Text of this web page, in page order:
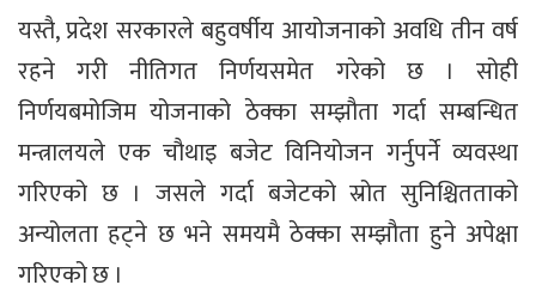
यस्तै, प्रदेश सरकारले बहुवर्षीय आयोजनाको अवधि तीन वर्ष
रहने गरी नीतिगत निर्णयसमेत गरेको छ । सोही
निर्णयबमोजिम योजनाको ठेक्का सम्झौता गर्दा सम्बन्धित
मन्त्रालयले एक चौथाइ बजेट विनियोजन गर्नुपर्ने व्यवस्था
गरिएको छ । जसले गर्दा बजेटको स्रोत सुनिश्चितताको
अन्योलता हट्ने छ भने समयमै ठेक्का सम्झौता हुने अपेक्षा
गरिएको छ ।